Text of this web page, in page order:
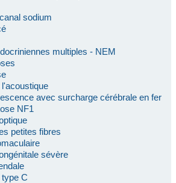
sodium
multiples - NEM
avec surcharge cérébrale en fer
NF1
petites fibres
sévère
C